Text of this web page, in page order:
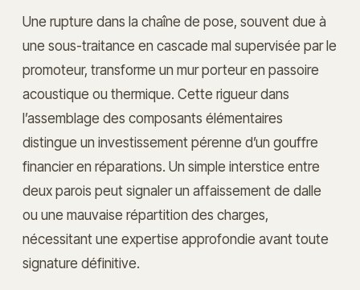
Une rupture dans la chaîne de pose, souvent due à
une sous-traitance en cascade mal supervisée par le
promoteur, transforme un mur porteur en passoire
acoustique ou thermique. Cette rigueur dans
l’assemblage des composants élémentaires
distingue un investissement pérenne d’un gouffre
financier en réparations. Un simple interstice entre
deux parois peut signaler un affaissement de dalle
ou une mauvaise répartition des charges,
nécessitant une expertise approfondie avant toute
signature définitive.